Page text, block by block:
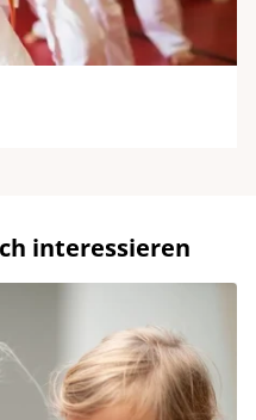
interessieren